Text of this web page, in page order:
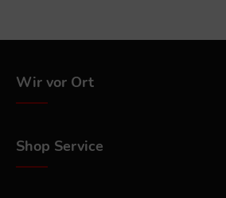
Wir vor Ort
Shop Service